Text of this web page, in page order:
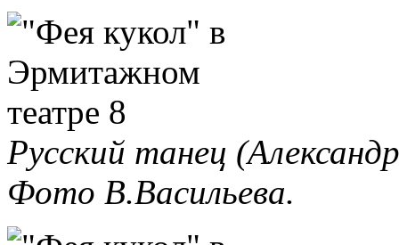
Русский танец
Фото В.Васильева.